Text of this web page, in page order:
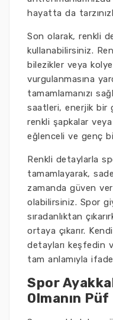
hayatta da
Son olarak, renkli
kullanabilirsiniz.
bilezikler veya
vurgulanmasına
tamamlamanızı
saatleri, enerjik bir
renkli şapkalar
eğlenceli ve genç
Renkli detaylarla
tamamlayarak,
zamanda güven
olabilirsiniz. Spor
sıradanlıktan
ortaya çıkarır.
detayları keşfedin
tam anlamıyla
Spor
Olmanın